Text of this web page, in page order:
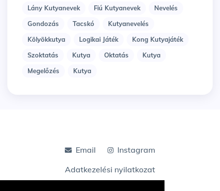
Lány Kutyanevek Fiú Kutyanevek
Nevelés
Gondozás
Tacskó
Kutyanevelés
Kölyökkutya
Logikai Játék
Kong Kutyajáték
Szoktatás
Kutya Oktatás
Kutya
Megelőzés
Kutya
Email
Instagram
Adatkezelési nyilatkozat